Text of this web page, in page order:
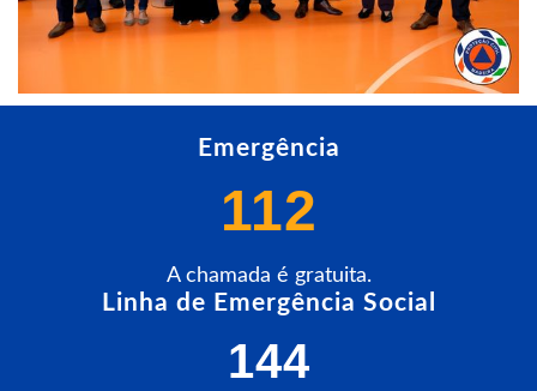
Emergência
112
A chamada é gratuita.
Linha de Emergência Social
144